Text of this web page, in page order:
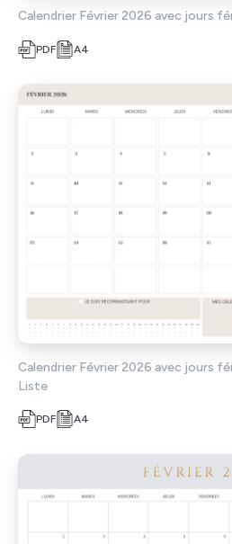
Calendrier Février 2026 avec jours
PDF A4
Calendrier Février 2026 avec jours
Liste
PDF A4